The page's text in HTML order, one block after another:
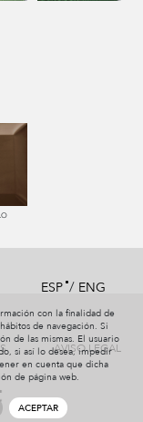
331 AÑIL
ESP/ ENG
AVISO LEGAL
con la finalidad de
de navegación. Si
de las mismas. El usuario
si así lo desea, impedir
en cuenta que dicha
de página web.
ACEPTAR